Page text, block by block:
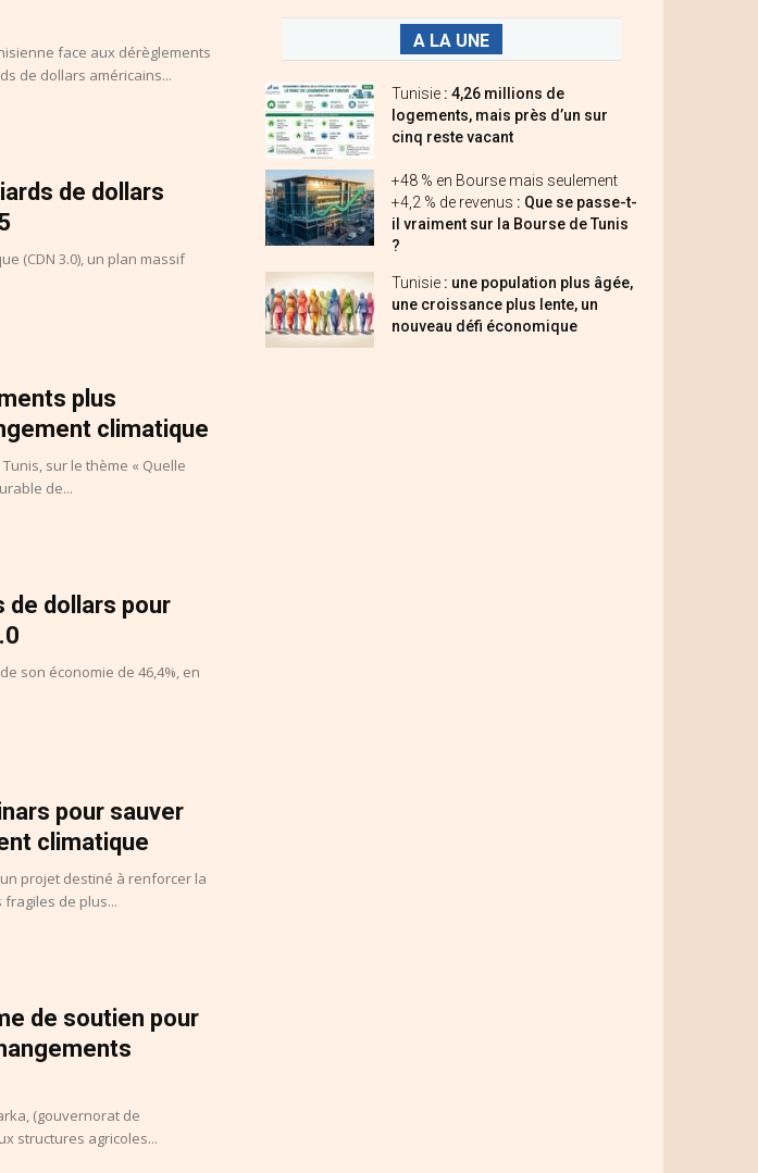
face aux dérèglements
de dollars américains...
de dollars
(CDN 3.0), un plan massif
plus
climatique
sur le thème « Quelle
de...
de dollars pour
son économie de 46,4%, en
pour sauver
climatique
projet destiné à renforcer la
de plus...
de soutien pour
(gouvernorat de
structures agricoles...
A LA UNE
Tunisie : 4,26 millions de
logements, mais près d’un sur
cinq reste vacant
+48 % en Bourse mais seulement
+4,2 % de revenus : Que se passe-t-
il vraiment sur la Bourse de Tunis
?
Tunisie : une population plus âgée,
une croissance plus lente, un
nouveau défi économique